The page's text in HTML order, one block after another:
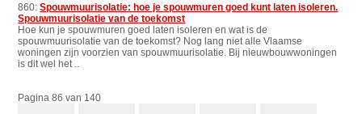
860:Spouwmuurisolatie: hoe je spouwmuren goed kunt laten isoleren.
Spouwmuurisolatie van de toekomst
Hoe kun je spouwmuren goed laten isoleren en wat is de
spouwmuurisolatie van de toekomst? Nog lang niet alle Vlaamse
woningen zijn voorzien van spouwmuurisolatie. Bij nieuwbouwwoningen
is dit wel het ..
Pagina 86 van 140